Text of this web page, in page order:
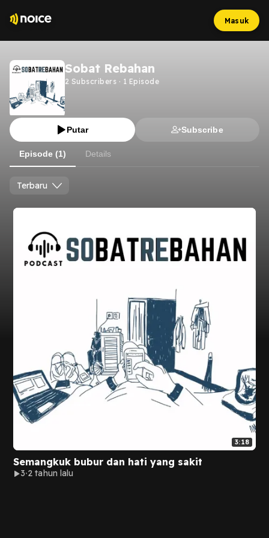
Masuk
Sobat Rebahan
2 Subscribers · 1 Episode
Putar Subscribe
Episode (1) Details
Terbaru
3:18
Semangkuk bubur dan hati yang sakit
3 2 tahun lalu